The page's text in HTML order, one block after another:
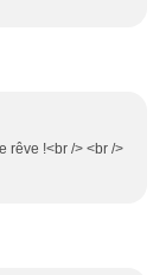
rêve !<br /> <br />